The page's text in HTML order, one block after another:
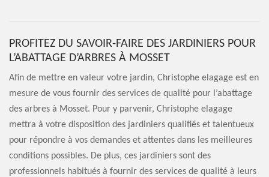
PROFITEZ DU SAVOIR-FAIRE DES JARDINIERS POUR
L’ABATTAGE D’ARBRES À MOSSET
Afin de mettre en valeur votre jardin, Christophe elagage est en
mesure de vous fournir des services de qualité pour l’abattage
des arbres à Mosset. Pour y parvenir, Christophe elagage
mettra à votre disposition des jardiniers qualifiés et talentueux
pour répondre à vos demandes et attentes dans les meilleures
conditions possibles. De plus, ces jardiniers sont des
professionnels habitués à fournir des services de qualité à leurs